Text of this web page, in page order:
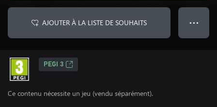
AJOUTER À LA LISTE DE SOUHAITS ● ● ●
PEGI 3
Ce contenu nécessite un jeu (vendu séparément).